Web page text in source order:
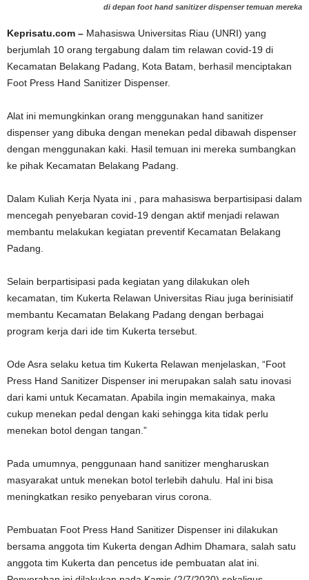
di depan foot hand sanitizer dispenser temuan mereka
Keprisatu.com – Mahasiswa Universitas Riau (UNRI) yang
berjumlah 10 orang tergabung dalam tim relawan covid-19 di
Kecamatan Belakang Padang, Kota Batam, berhasil menciptakan
Foot Press Hand Sanitizer Dispenser.
Alat ini memungkinkan orang menggunakan hand sanitizer
dispenser yang dibuka dengan menekan pedal dibawah dispenser
dengan menggunakan kaki. Hasil temuan ini mereka sumbangkan
ke pihak Kecamatan Belakang Padang.
Dalam Kuliah Kerja Nyata ini , para mahasiswa berpartisipasi dalam
mencegah penyebaran covid-19 dengan aktif menjadi relawan
membantu melakukan kegiatan preventif Kecamatan Belakang
Padang.
Selain berpartisipasi pada kegiatan yang dilakukan oleh
kecamatan, tim Kukerta Relawan Universitas Riau juga berinisiatif
membantu Kecamatan Belakang Padang dengan berbagai
program kerja dari ide tim Kukerta tersebut.
Ode Asra selaku ketua tim Kukerta Relawan menjelaskan, “Foot
Press Hand Sanitizer Dispenser ini merupakan salah satu inovasi
dari kami untuk Kecamatan. Apabila ingin memakainya, maka
cukup menekan pedal dengan kaki sehingga kita tidak perlu
menekan botol dengan tangan.”
Pada umumnya, penggunaan hand sanitizer mengharuskan
masyarakat untuk menekan botol terlebih dahulu. Hal ini bisa
meningkatkan resiko penyebaran virus corona.
Pembuatan Foot Press Hand Sanitizer Dispenser ini dilakukan
bersama anggota tim Kukerta dengan Adhim Dhamara, salah satu
anggota tim Kukerta dan pencetus ide pembuatan alat ini.